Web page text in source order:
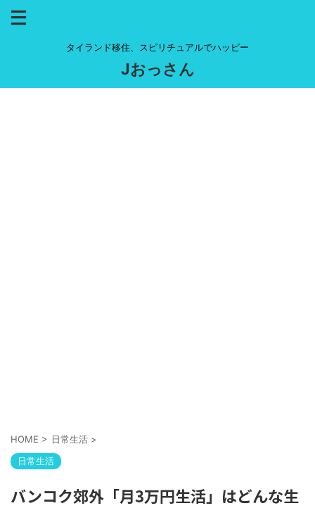
タイランド移住、スピリチュアルでハッピー
Jおっさん
HOME > 日常生活 >
日常生活
バンコク郊外「月3万円生活」はどんな生